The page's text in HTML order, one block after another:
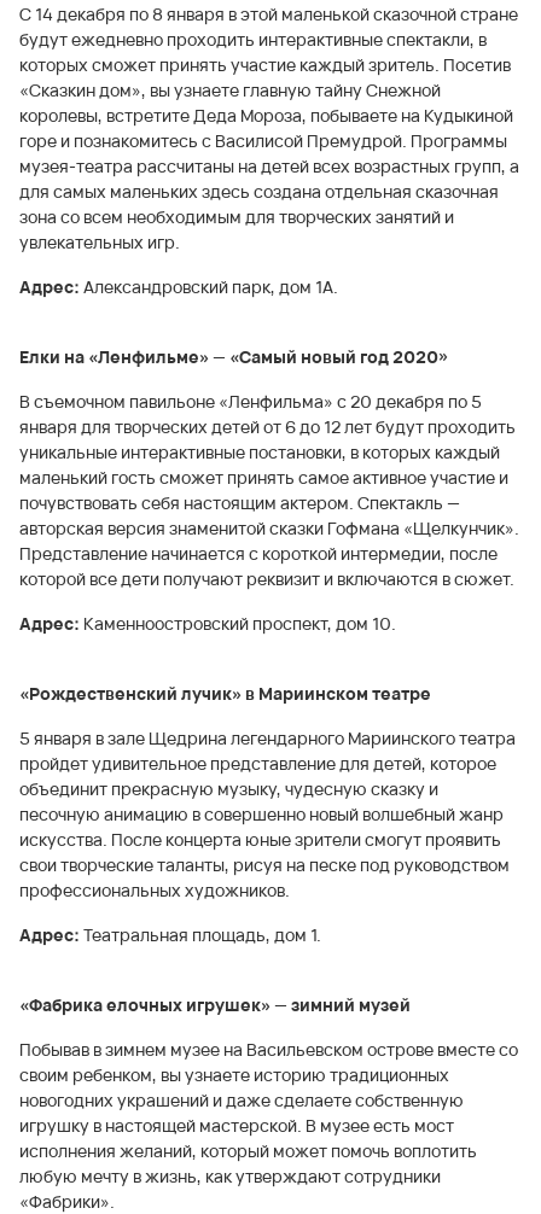
С 14 декабря по 8 января в этой маленькой сказочной стране
будут ежедневно проходить интерактивные спектакли, в
которых сможет принять участие каждый зритель. Посетив
«Сказкин дом», вы узнаете главную тайну Снежной
королевы, встретите Деда Мороза, побываете на Кудыкиной
горе и познакомитесь с Василисой Премудрой. Программы
музея-театра рассчитаны на детей всех возрастных групп, а
для самых маленьких здесь создана отдельная сказочная
зона со всем необходимым для творческих занятий и
увлекательных игр.
Адрес: Александровский парк, дом 1А.
Елки на «Ленфильме» — «Самый новый год 2020»
В съемочном павильоне «Ленфильма» с 20 декабря по 5
января для творческих детей от 6 до 12 лет будут проходить
уникальные интерактивные постановки, в которых каждый
маленький гость сможет принять самое активное участие и
почувствовать себя настоящим актером. Спектакль —
авторская версия знаменитой сказки Гофмана «Щелкунчик».
Представление начинается с короткой интермедии, после
которой все дети получают реквизит и включаются в сюжет.
Адрес: Каменноостровский проспект, дом 10.
«Рождественский лучик» в Мариинском театре
5 января в зале Щедрина легендарного Мариинского театра
пройдет удивительное представление для детей, которое
объединит прекрасную музыку, чудесную сказку и
песочную анимацию в совершенно новый волшебный жанр
искусства. После концерта юные зрители смогут проявить
свои творческие таланты, рисуя на песке под руководством
профессиональных художников.
Адрес: Театральная площадь, дом 1.
«Фабрика елочных игрушек» — зимний музей
Побывав в зимнем музее на Васильевском острове вместе со
своим ребенком, вы узнаете историю традиционных
новогодних украшений и даже сделаете собственную
игрушку в настоящей мастерской. В музее есть мост
исполнения желаний, который может помочь воплотить
любую мечту в жизнь, как утверждают сотрудники
«Фабрики».